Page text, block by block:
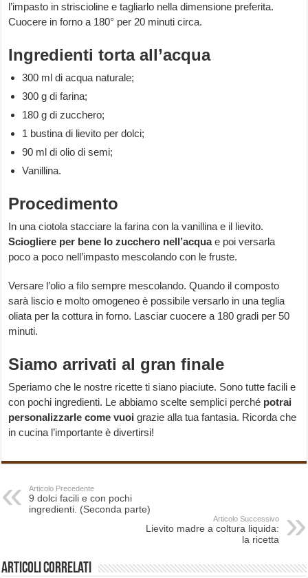
l’impasto in striscioline e tagliarlo nella dimensione preferita.
Cuocere in forno a 180° per 20 minuti circa.
Ingredienti torta all’acqua
300 ml di acqua naturale;
300 g di farina;
180 g di zucchero;
1 bustina di lievito per dolci;
90 ml di olio di semi;
Vanillina.
Procedimento
In una ciotola stacciare la farina con la vanillina e il lievito.
Sciogliere per bene lo zucchero nell’acquae poi versarla
poco a poco nell’impasto mescolando con le fruste.
Versare l’olio a filo sempre mescolando. Quando il composto
sarà liscio e molto omogeneo è possibile versarlo in una teglia
oliata per la cottura in forno. Lasciar cuocere a 180 gradi per 50
minuti.
Siamo arrivati al gran finale
Speriamo che le nostre ricette ti siano piaciute. Sono tutte facili e
con pochi ingredienti. Le abbiamo scelte semplici perché potrai
personalizzarle come vuoi grazie alla tua fantasia. Ricorda che
in cucina l’importante è divertirsi!
Articolo Precedente
9 dolci facili e con pochi
ingredienti. (Seconda parte)
Articolo Successivo
Lievito madre a coltura liquida:
la ricetta
Articoli correlati